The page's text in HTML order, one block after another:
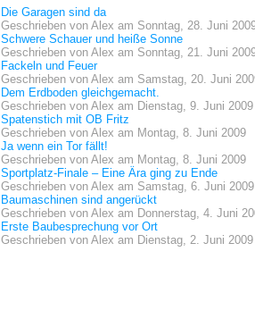
Die Garagen sind da
Geschrieben von Alex am Sonntag, 28. Juni
Schwere Schauer und heiße Sonne
Geschrieben von Alex am Sonntag, 21. Juni
Fackeln und Feuer
Geschrieben von Alex am Samstag, 20. Juni
Dem Erdboden gleichgemacht.
Geschrieben von Alex am Dienstag, 9. Juni 2009
Spatenstich mit OB Fritz
Geschrieben von Alex am Montag, 8. Juni 2009
Ja wenn ein Tor fällt!
Geschrieben von Alex am Montag, 8. Juni 2009
Sportplatz-Finale – Eine Ära ging zu Ende
Geschrieben von Alex am Samstag, 6. Juni 2009
Baumaschinen sind angerückt
Geschrieben von Alex am Donnerstag, 4. Juni
Erste Baubesprechung vor Ort
Geschrieben von Alex am Dienstag, 2. Juni 2009